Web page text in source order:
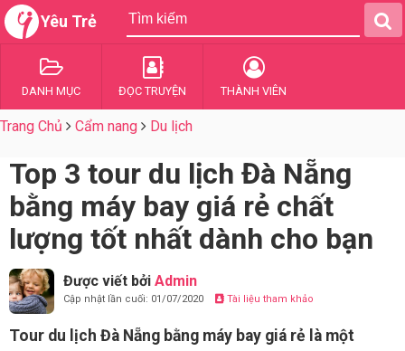
Yêu Trẻ
DANH MỤC ĐỌC TRUYỆN THÀNH VIÊN
Trang Chủ Cẩm nang Du lịch
Top 3 tour du lịch Đà Nẵng
bằng máy bay giá rẻ chất
lượng tốt nhất dành cho bạn
Được viết bởi Admin
Cập nhật lần cuối: 01/07/2020 Tài liệu tham khảo
Tour du lịch Đà Nẵng bằng máy bay giá rẻ là một